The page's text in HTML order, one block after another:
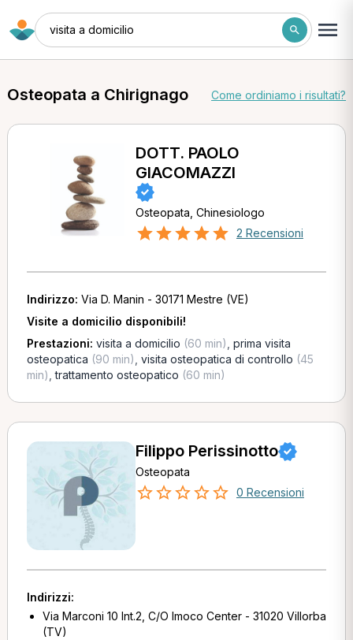
visita a domicilio
Osteopata a Chirignago Come ordiniamo i risultati?
DOTT. PAOLO
GIACOMAZZI
Osteopata, Chinesiologo
2 Recensioni
Indirizzo: Via D. Manin - 30171 Mestre (VE)
Visite a domicilio disponibili!
Prestazioni: visita a domicilio (60 min) prima visita
osteopatica (90 min) visita osteopatica di controllo (45
min) ,trattamento osteopatico (60 min)
Filippo Perissinotto
Osteopata
0 Recensioni
Indirizzi:
Via Marconi 10 Int.2, C/O Imoco Center - 31020 Villorba
(TV)